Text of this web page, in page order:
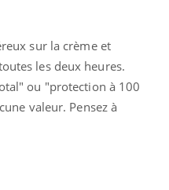
sur la crème et
les deux heures.
ou "protection à 100
valeur. Pensez à